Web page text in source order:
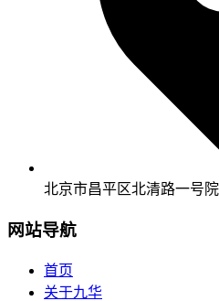
北京市昌平区北清路一号院
网站导航
首页
关于九华